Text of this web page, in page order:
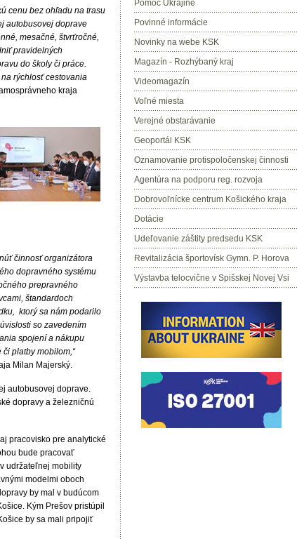
cenu bez ohľadu na trasu
autobusovej doprave
mesačné, štvrťročné,
pravidelných
do školy či práce.
rýchlosť cestovania
kraja
činnosť organizátora
dopravného systému
prepravného
štandardoch
ktorý sa nám podarilo
so zavedením
spojení a nákupu
platby mobilom,“
Milan Majerský.
autobusovej doprave.
dopravy a železničnú
pracovisko pre analytické
bude pracovať
udržateľnej mobility
modelmi oboch
by mal v budúcom
Kým Prešov pristúpil
by sa mali pripojiť
Pomoc Ukrajine
Povinné informácie
Novinky na webe KSK
Magazín - Rozhýbaný kraj
Videomagazín
Voľné miesta
Verejné obstarávanie
Geoportál KSK
Oznamovanie protispoločenskej činnosti
Agentúra na podporu reg. rozvoja
Dobrovoľnícke centrum Košického kraja
Dotácie
Udeľovanie záštity predsedu KSK
Revitalizácia športovísk Gymn. P. Horova
Výstavba telocvične v Spišskej Novej Vsi